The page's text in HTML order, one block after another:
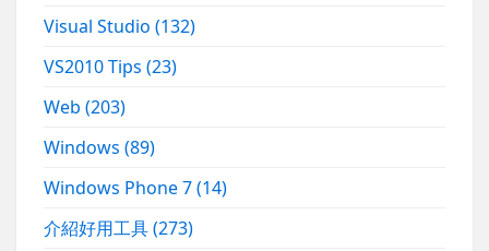
Visual Studio(132)
VS2010 Tips(23)
Web(203)
Windows(89)
Windows Phone 7(14)
介紹好用工具(273)